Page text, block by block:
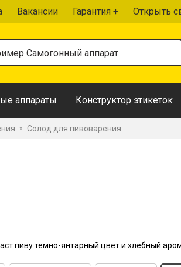
Вакансии Гарантия + Открыть
аппараты Конструктор этикеток
» Солод для пивоварения
пиву темно-янтарный цвет и хлебный